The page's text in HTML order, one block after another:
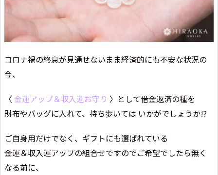
コロナ禍の終息が見通せないまま経済的にも不安な状況の
今、
〈 金運アップ＆収入運お守り 〉として借金返済の種を
財布やバッグに入れて、持ち歩いては いかがでしょうか!?
ご自身用だけでなく、ギフトにも選ばれている
金運＆収入運アップの組合せですのでご希望でしたら無く
なる前に、